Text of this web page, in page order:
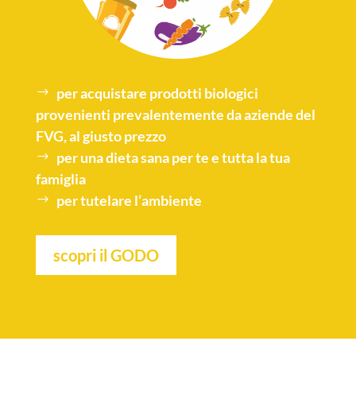
per acquistare prodotti biologici
provenienti prevalentemente da aziende del
FVG, al giusto prezzo
per unadieta sanaper te e tutta la tua
famiglia
per tutelare l’ambiente
scopri il GODO